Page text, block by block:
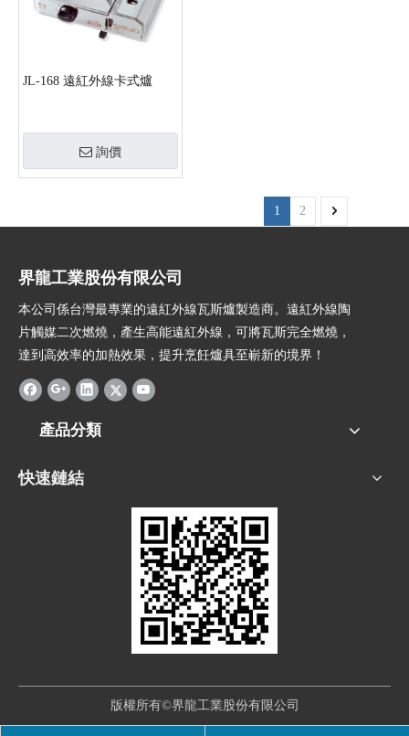
JL-168 遠紅外線卡式爐
詢價
1 2
界龍工業股份有限公司
本公司係台灣最專業的遠紅外線瓦斯爐製造商。遠紅外線陶
片觸媒二次燃燒，產生高能遠紅外線，可將瓦斯完全燃燒，
達到高效率的加熱效果，提升烹飪爐具至嶄新的境界！
產品分類
快速鏈結
版權所有©界龍工業股份有限公司